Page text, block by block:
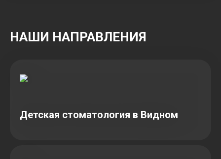
НАШИ НАПРАВЛЕНИЯ
Детская стоматология в Видном